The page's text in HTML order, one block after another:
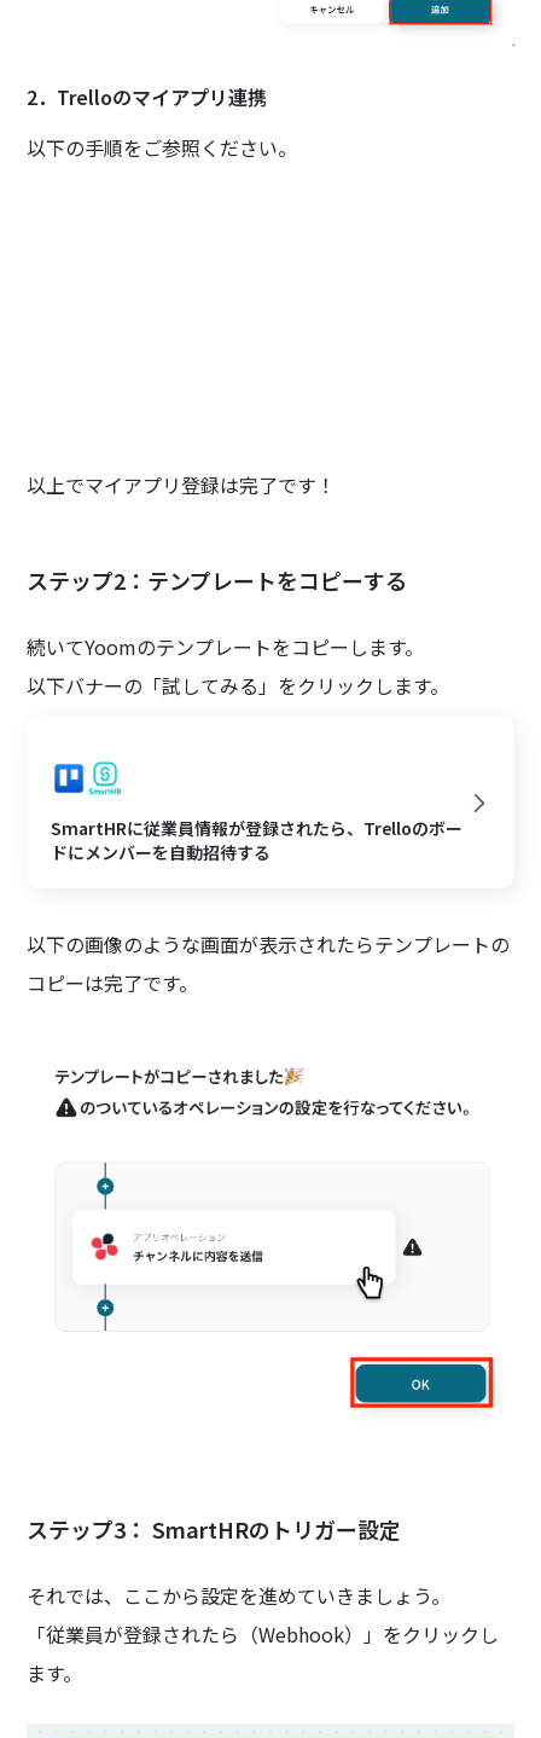
2．Trelloのマイアプリ連携
以下の手順をご参照ください。
以上でマイアプリ登録は完了です！
ステップ2：テンプレートをコピーする
続いてYoomのテンプレートをコピーします。
以下バナーの「試してみる」をクリックします。
SmartHRに従業員情報が登録されたら、Trelloのボー
ドにメンバーを自動招待する
以下の画像のような画面が表示されたらテンプレートの
コピーは完了です。
ステップ3： SmartHRのトリガー設定
それでは、ここから設定を進めていきましょう。
「従業員が登録されたら（Webhook）」をクリックし
ます。